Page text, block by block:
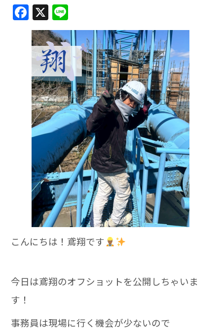
F
a
c
e
b
o
o
k
X
n
e
こんにちは！鳶翔です
今日は鳶翔のオフショットを公開しちゃいま
す！
事務員は現場に行く機会が少ないので